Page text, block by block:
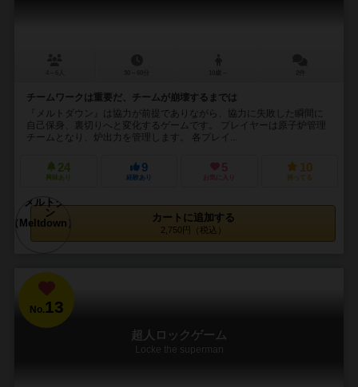
チームワークは重要だ、チームが崩壊するまでは
『メルトダウン』は協力が前提でありながら、協力に失敗した瞬間に
自己保身、裏切りへと変化するゲームです。 プレイヤーは原子炉管理
チームとなり、炉出力を管理します。 各プレイ...
24
興味あり
9
経験あり
5
お気に入り
10
持ってる
カートに追加する
2,750円（税込）
No.13
超人ロックゲーム
Locke the superman